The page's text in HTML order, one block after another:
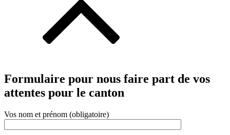
Formulaire pour nous faire part de vos
attentes pour le canton
Vos nom et prénom (obligatoire)